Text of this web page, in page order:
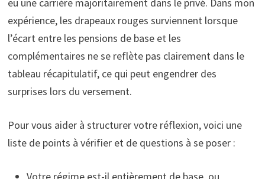
eu une carrière majoritairement dans le privé. Dans mon
expérience, les drapeaux rouges surviennent lorsque
l’écart entre les pensions de base et les
complémentaires ne se reflète pas clairement dans le
tableau récapitulatif, ce qui peut engendrer des
surprises lors du versement.
Pour vous aider à structurer votre réflexion, voici une
liste de points à vérifier et de questions à se poser :